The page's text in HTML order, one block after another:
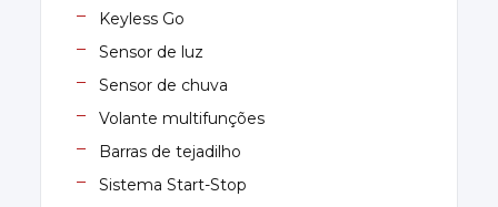
Keyless Go
Sensor de luz
Sensor de chuva
Volante multifunções
Barras de tejadilho
Sistema Start-Stop